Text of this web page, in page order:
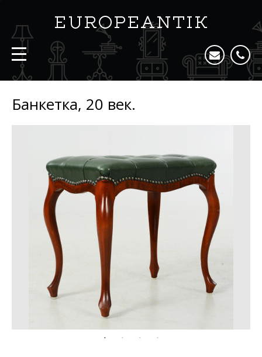
Банкетка, 20 век.